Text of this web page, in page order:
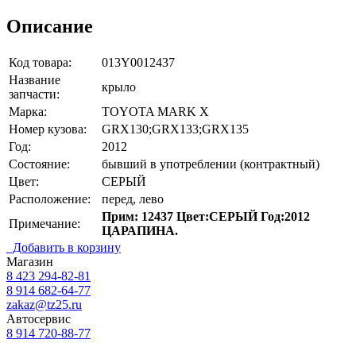
Описание
Код товара:
013Y0012437
Название
запчасти:
крыло
Марка:
TOYOTA MARK X
Номер кузова:
GRX130;GRX133;GRX135
Год:
2012
Состояние:
бывший в употреблении (контрактный)
Цвет:
СЕРЫЙ
Расположение:
перед, лево
Примечание:
Прим: 12437 Цвет:СЕРЫЙ Год:2012
ЦАРАПИНА.
Добавить в корзину
Магазин
8 423 294-82-81
8 914 682-64-77
zakaz@tz25.ru
Автосервис
8 914 720-88-77